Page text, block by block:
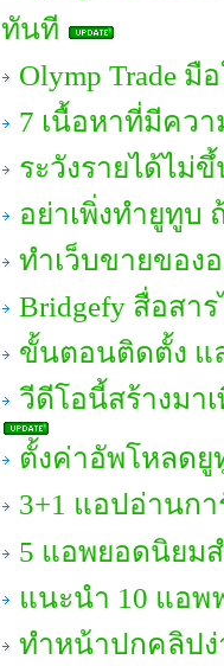
ทันที
Olymp Trade
7 เนื้อหาที่มีควา
ระวังรายได้ไม่
อย่าเพิ่งทำยูทูบ
ทำเว็บขายของ
Bridgefy สื่อสา
ขั้นตอนติดตั้ง แ
วีดีโอนี้สร้างมา
ตั้งค่าอัพโหลด
3+1 แอปอ่านก
5 แอพยอดนิยม
แนะนำ 10 แอพ
ทำหน้าปกคลิปง่